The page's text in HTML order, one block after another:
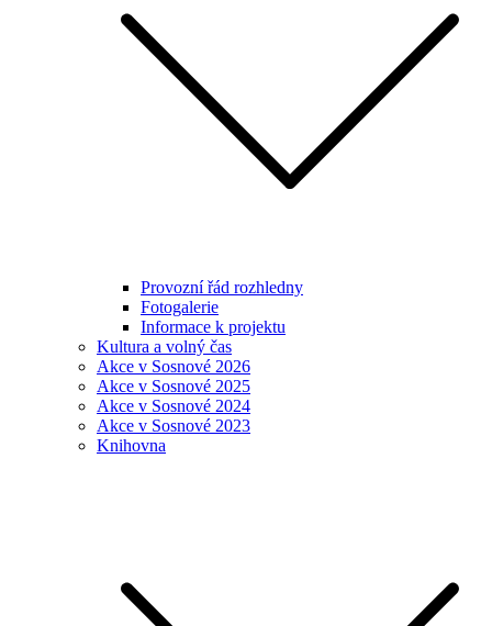
Provozní řád rozhledny
Fotogalerie
Informace k projektu
Kultura a volný čas
Akce v Sosnové 2026
Akce v Sosnové 2025
Akce v Sosnové 2024
Akce v Sosnové 2023
Knihovna